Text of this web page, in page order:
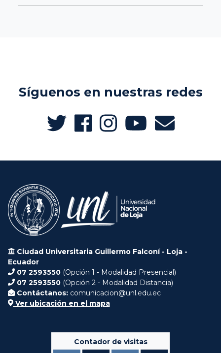
Síguenos en nuestras redes
Ciudad Universitaria Guillermo Falconí - Loja -
Ecuador
07 2593550 (Opción 1 - Modalidad Presencial)
07 2593550 (Opción 2 - Modalidad Distancia)
Contáctanos: comunicacion@unl.edu.ec
Ver ubicación en el mapa
Contador de visitas